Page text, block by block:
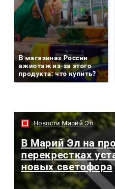
В магазинах России
ажиотаж из-за этого
продукта: что купить?
Новости Марий Эл
В Марий Эл на
перекрестках
новых светофора